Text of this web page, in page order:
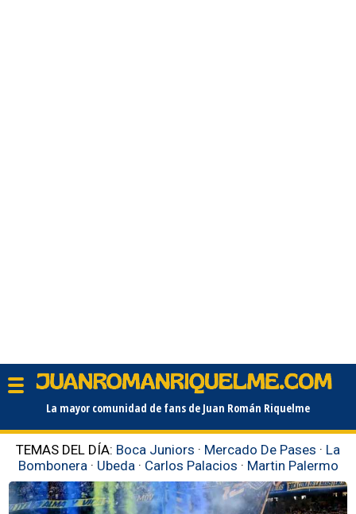
La mayor comunidad de fans de Juan Román Riquelme
TEMAS DEL DÍA: Boca Juniors · Mercado De Pases · La
Bombonera · Ubeda · Carlos Palacios · Martin Palermo